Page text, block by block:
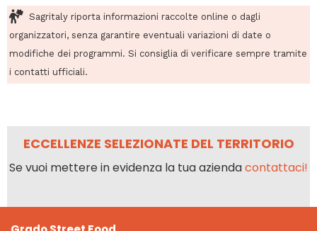
Sagritaly riporta informazioni raccolte online o dagli
organizzatori, senza garantire eventuali variazioni di date o
modifiche dei programmi. Si consiglia di verificare sempre tramite
i contatti ufficiali.
ECCELLENZE SELEZIONATE DEL TERRITORIO
Se vuoi mettere in evidenza la tua aziendacontattaci!